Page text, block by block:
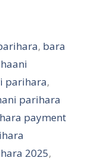
, bara
parihara,
parihara
payment
2025,